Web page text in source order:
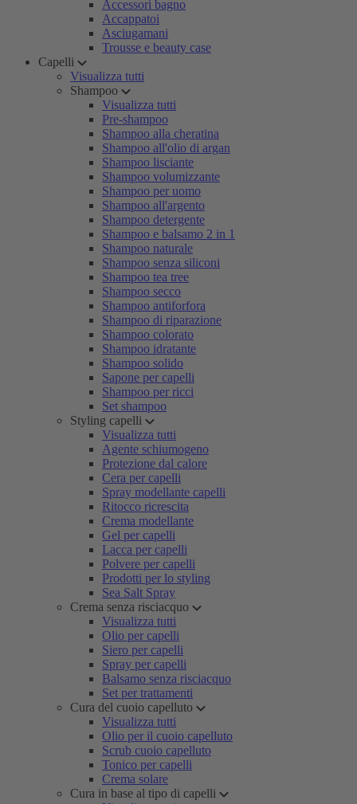
Accessori bagno
Accappatoi
Asciugamani
Trousse e beauty case
Capelli
Visualizza tutti
Shampoo
Visualizza tutti
Pre-shampoo
Shampoo alla cheratina
Shampoo all'olio di argan
Shampoo lisciante
Shampoo volumizzante
Shampoo per uomo
Shampoo all'argento
Shampoo detergente
Shampoo e balsamo 2 in 1
Shampoo naturale
Shampoo senza siliconi
Shampoo tea tree
Shampoo secco
Shampoo antiforfora
Shampoo di riparazione
Shampoo colorato
Shampoo idratante
Shampoo solido
Sapone per capelli
Shampoo per ricci
Set shampoo
Styling capelli
Visualizza tutti
Agente schiumogeno
Protezione dal calore
Cera per capelli
Spray modellante capelli
Ritocco ricrescita
Crema modellante
Gel per capelli
Lacca per capelli
Polvere per capelli
Prodotti per lo styling
Sea Salt Spray
Crema senza risciacquo
Visualizza tutti
Olio per capelli
Siero per capelli
Spray per capelli
Balsamo senza risciacquo
Set per trattamenti
Cura del cuoio capelluto
Visualizza tutti
Olio per il cuoio capelluto
Scrub cuoio capelluto
Tonico per capelli
Crema solare
Cura in base al tipo di capelli